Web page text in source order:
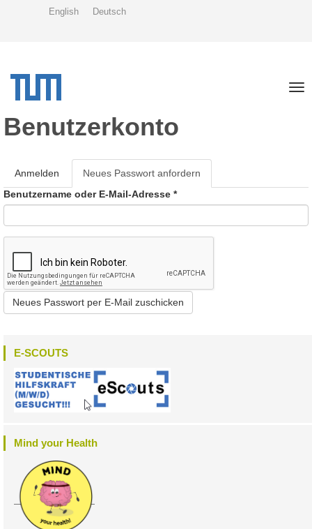
English Deutsch
Benutzerkonto
Haupt-
Anmelden Neues Passwort anfordern
Reiter)
Benutzername oder E-Mail-Adresse*
Neues Passwort per E-Mail zuschicken
E-SCOUTS
Mind your Health